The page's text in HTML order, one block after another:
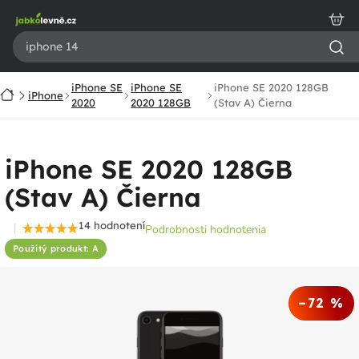
obsah
DomoviPhone
iPhone SE
2020
iPhone SE
2020 128GB
iPhone SE 2020 128GB
(Stav A) Čierna
iPhone SE 2020 128GB
(Stav A) Čierna
Použitý produkt: A
Priemerné
hodnotenie
14 hodnoteníPodrobnosti hodnotenia
–72 %